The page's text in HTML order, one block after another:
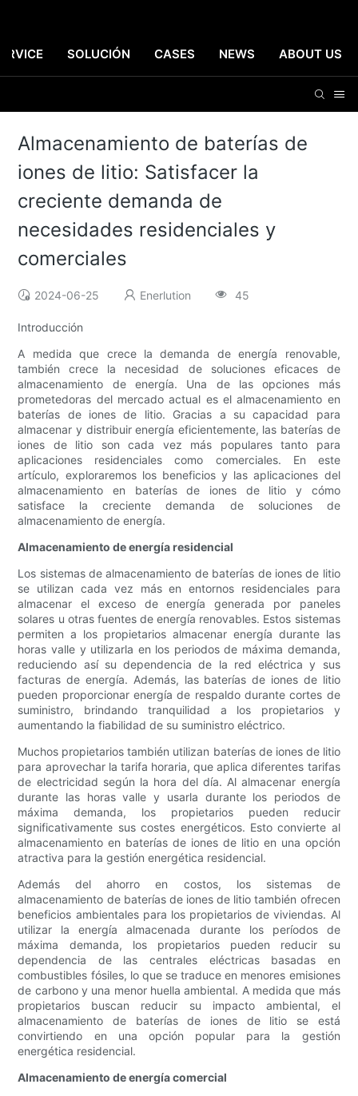
SOLUCIÓN CASES NEWS ABOUT US
Almacenamiento de baterías de
iones de litio: Satisfacer la
creciente demanda de
necesidades residenciales y
comerciales
2024-06-25 Enerlution 45
Introducción
A medida que crece la demanda de energía renovable,
también crece la necesidad de soluciones eficaces de
almacenamiento de energía. Una de las opciones más
prometedoras del mercado actual es el almacenamiento en
baterías de iones de litio. Gracias a su capacidad para
almacenar y distribuir energía eficientemente, las baterías de
iones de litio son cada vez más populares tanto para
aplicaciones residenciales como comerciales. En este
artículo, exploraremos los beneficios y las aplicaciones del
almacenamiento en baterías de iones de litio y cómo
satisface la creciente demanda de soluciones de
almacenamiento de energía.
Almacenamiento de energía residencial
Los sistemas de almacenamiento de baterías de iones de litio
se utilizan cada vez más en entornos residenciales para
almacenar el exceso de energía generada por paneles
solares u otras fuentes de energía renovables. Estos sistemas
permiten a los propietarios almacenar energía durante las
horas valle y utilizarla en los periodos de máxima demanda,
reduciendo así su dependencia de la red eléctrica y sus
facturas de energía. Además, las baterías de iones de litio
pueden proporcionar energía de respaldo durante cortes de
suministro, brindando tranquilidad a los propietarios y
aumentando la fiabilidad de su suministro eléctrico.
Muchos propietarios también utilizan baterías de iones de litio
para aprovechar la tarifa horaria, que aplica diferentes tarifas
de electricidad según la hora del día. Al almacenar energía
durante las horas valle y usarla durante los periodos de
máxima demanda, los propietarios pueden reducir
significativamente sus costes energéticos. Esto convierte al
almacenamiento en baterías de iones de litio en una opción
atractiva para la gestión energética residencial.
Además del ahorro en costos, los sistemas de
almacenamiento de baterías de iones de litio también ofrecen
beneficios ambientales para los propietarios de viviendas. Al
utilizar la energía almacenada durante los períodos de
máxima demanda, los propietarios pueden reducir su
dependencia de las centrales eléctricas basadas en
combustibles fósiles, lo que se traduce en menores emisiones
de carbono y una menor huella ambiental. A medida que más
propietarios buscan reducir su impacto ambiental, el
almacenamiento de baterías de iones de litio se está
convirtiendo en una opción popular para la gestión
energética residencial.
Almacenamiento de energía comercial